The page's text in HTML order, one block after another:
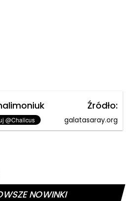
Źródło:
galatasaray.org
NOWINKI